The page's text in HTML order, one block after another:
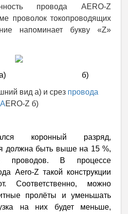
провода АERO-Z
проволок токопроводящих
напоминает букву «Z»
б)
вид а) и срез провода
АERO-Z б)
коронный разряд,
должна быть выше на 15 %,
В процессе
Aero-Z такой конструкции
Соответственно, можно
пролёты и уменьшать
на них будет меньше,